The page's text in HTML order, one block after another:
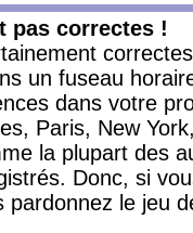
pas correctes !
un fuseau
dans votre
Paris, New
la plupart des
Donc, si
pardonnez le jeu